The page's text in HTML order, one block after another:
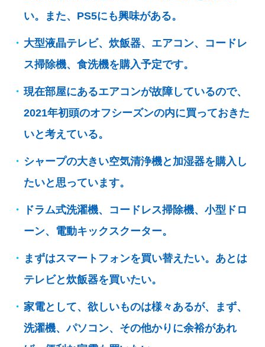
い。また、PS5にも興味がある。
大型液晶テレビ、炊飯器、エアコン、コードレ
ス掃除機、食洗機を購入予定です。
現在部屋にあるエアコンが故障しているので、
2021年初頭のオフシーズンの内に買っておきた
いと考えている。
シャープの大きい空気清浄機と加湿器を購入し
たいと思っています。
ドラム式洗濯機、コードレス掃除機、小型ドロ
ーン、電動キックスクーター。
まずはスマートフォンを買い替えたい。あとは
テレビと炊飯器を買いたい。
家電として、欲しいものは様々あるが、まず、
洗濯機、パソコン、その他かりに余裕があれ